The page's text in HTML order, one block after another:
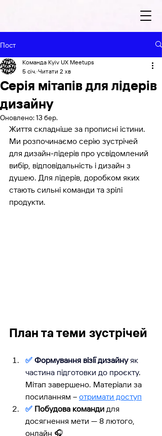
Пост
Серія мітапів для лідерів
дизайну
Команда Kyiv UX Meetups
5 січ. Читати 2 хв
Оновлено:13 бер.
Життя складніше за прописні істини.
Ми розпочинаємо серію зустрічей
для дизайн-лідерів про усвідомлений
вибір, відповідальність і дизайн з
душею. Для лідерів, доробком яких
стають сильні команди та зрілі
продукти.
План та теми зустрічей
✅ Формування візії дизайну як
частина підготовки до проєкту.
Мітап завершено. Матеріали за
посиланням – отримати доступ
✅ Побудова команди для
досягнення мети — 8 лютого
онлайн 🎧